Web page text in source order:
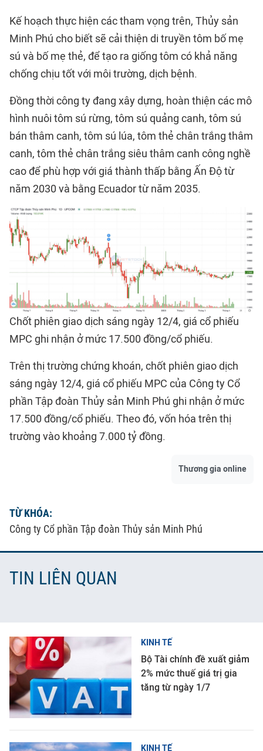
Kế hoạch thực hiện các tham vọng trên, Thủy sản
Minh Phú cho biết sẽ cải thiện di truyền tôm bố mẹ
sú và bố mẹ thẻ, để tạo ra giống tôm có khả năng
chống chịu tốt với môi trường, dịch bệnh.
Đồng thời công ty đang xây dựng, hoàn thiện các mô
hình nuôi tôm sú rừng, tôm sú quảng canh, tôm sú
bán thâm canh, tôm sú lúa, tôm thẻ chân trắng thâm
canh, tôm thẻ chân trắng siêu thâm canh công nghề
cao để phù hợp với giá thành thấp bằng Ấn Độ từ
năm 2030 và bằng Ecuador từ năm 2035.
Chốt phiên giao dịch sáng ngày 12/4, giá cổ phiếu
MPC ghi nhận ở mức 17.500 đồng/cổ phiếu.
Trên thị trường chứng khoán, chốt phiên giao dịch
sáng ngày 12/4, giá cổ phiếu MPC của Công ty Cổ
phần Tập đoàn Thủy sản Minh Phú ghi nhận ở mức
17.500 đồng/cổ phiếu. Theo đó, vốn hóa trên thị
trường vào khoảng 7.000 tỷ đồng.
Thương gia online
TỪ KHÓA:
Công ty Cổ phần Tập đoàn Thủy sản Minh Phú
TIN LIÊN QUAN
KINH TẾ
Bộ Tài chính đề xuất giảm
2% mức thuế giá trị gia
tăng từ ngày 1/7
KINH TẾ